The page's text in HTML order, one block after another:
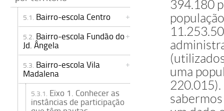
5.1. Bairro-escola Centro
5.2. Bairro-escola Fundão do
Jd. Ângela
5.3. Bairro-escola Vila
Madalena
5.3.1. Eixo 1. Conhecer as
instâncias de participação
394.180
uma